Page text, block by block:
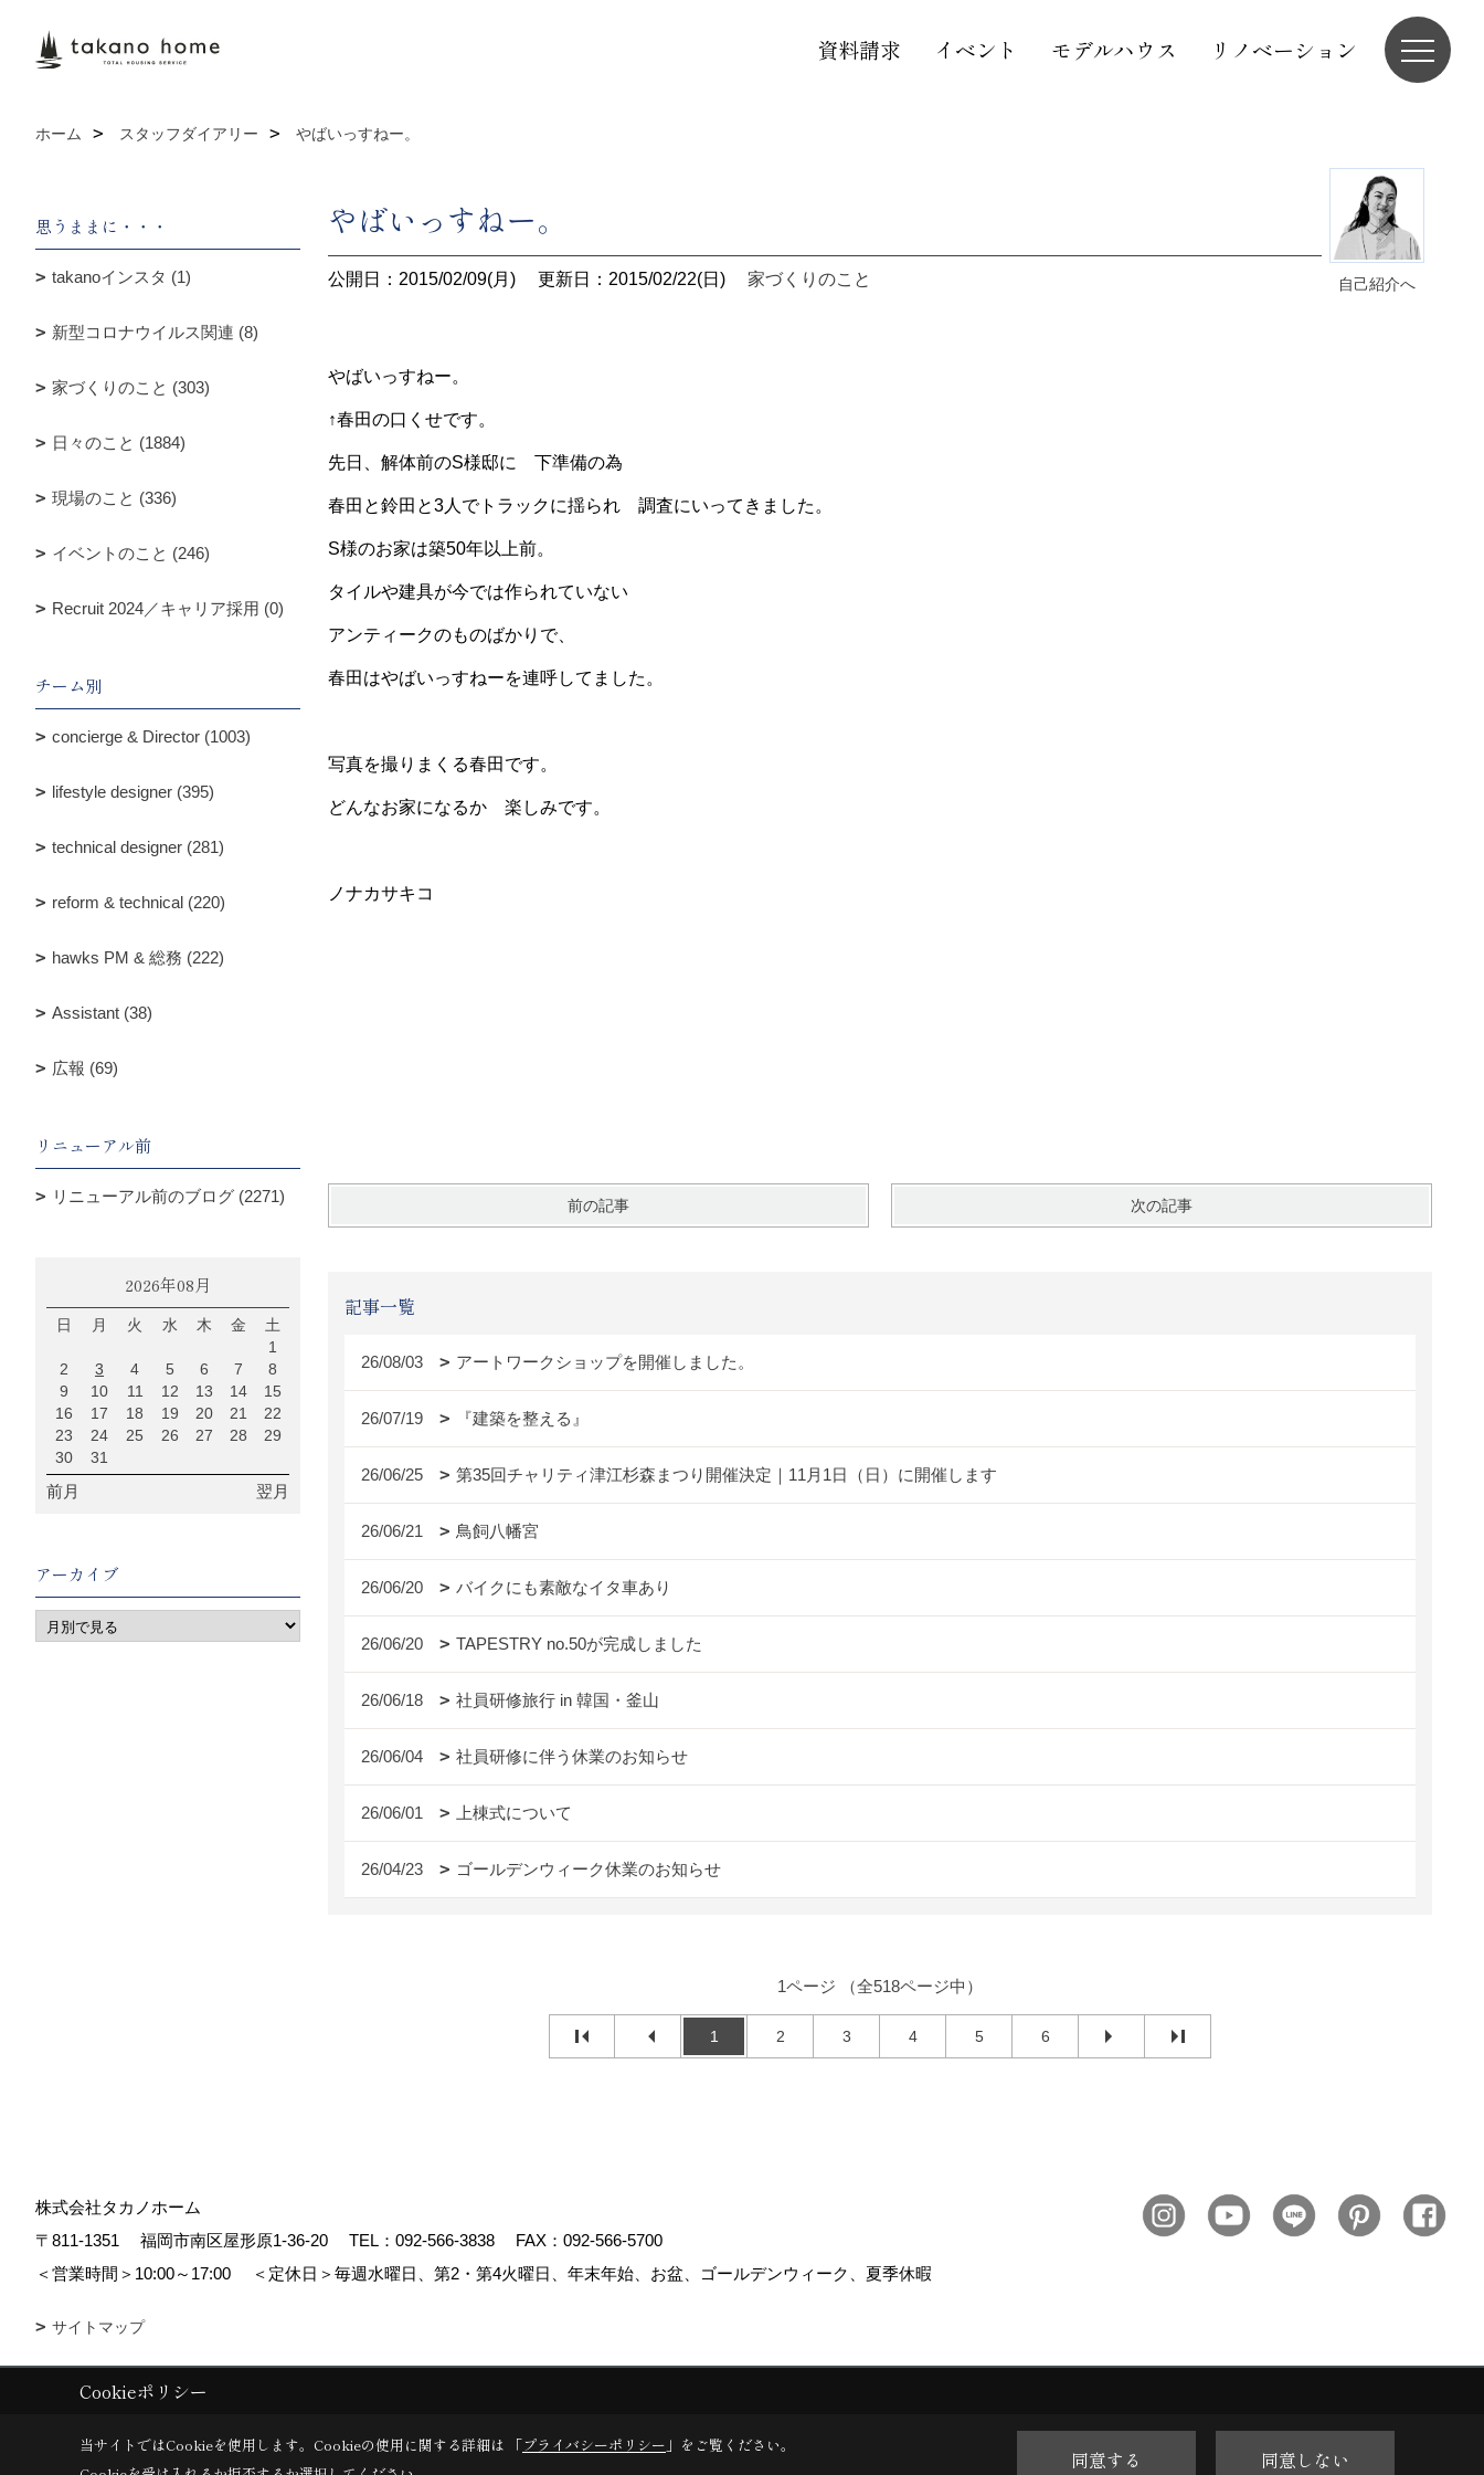
資料請求 イベント モデルハウス リノベーション
ホーム スタッフダイアリー やばいっすねー。
自己紹介へ
やばいっすねー。
公開日：2015/02/09(月) 更新日：2015/02/22(日) 家づくりのこと
やばいっすねー。
↑春田の口くせです。
先日、解体前のS様邸に 下準備の為
春田と鈴田と3人でトラックに揺られ 調査にいってきました。
S様のお家は築50年以上前。
タイルや建具が今では作られていない
アンティークのものばかりで、
春田はやばいっすねーを連呼してました。
写真を撮りまくる春田です。
どんなお家になるか 楽しみです。
ノナカサキコ
前の記事 次の記事
記事一覧
26/08/03 アートワークショップを開催しました。
26/07/19 『建築を整える』
26/06/25 第35回チャリティ津江杉森まつり開催決定｜11月1日（日）に開催します
26/06/21 鳥飼八幡宮
26/06/20 バイクにも素敵なイタ車あり
26/06/20 TAPESTRY no.50が完成しました
26/06/18 社員研修旅行 in 韓国・釜山
26/06/04 社員研修に伴う休業のお知らせ
26/06/01 上棟式について
26/04/23 ゴールデンウィーク休業のお知らせ
1ページ （全518ページ中）
1 2 3 4 5 6
思うままに・・・
takanoインスタ (1)
新型コロナウイルス関連 (8)
家づくりのこと (303)
日々のこと (1884)
現場のこと (336)
イベントのこと (246)
Recruit 2024／キャリア採用 (0)
チーム別
concierge & Director (1003)
lifestyle designer (395)
technical designer (281)
reform & technical (220)
hawks PM & 総務 (222)
Assistant (38)
広報 (69)
リニューアル前
リニューアル前のブログ (2271)
2026年08月
日 月 火 水 木 金
土
1
2
3 4 5 6 7
8
9
10 11 12 13 14
15
16
17 18 19 20 21
22
23
24 25 26 27 28
29
30
31
前月 翌月
アーカイブ
株式会社タカノホーム
〒811-1351
福岡市南区屋形原1-36-20 TEL： 092-566-3838
FAX：092-566-5700
＜営業時間＞10:00～17:00
＜定休日＞毎週水曜日、第2・第4火曜日、年末年始、お盆、ゴールデンウィーク、夏季休暇
サイトマップ
Copyright (c) TAKANO CONSTRUCTION CO.,LTD. All Rights Reserved.
Cookieポリシー
当サイトではCookieを使用します。 Cookieの使用に関する詳細は 「プライバシーポリシー 」をご覧ください。
同意する 同意しない